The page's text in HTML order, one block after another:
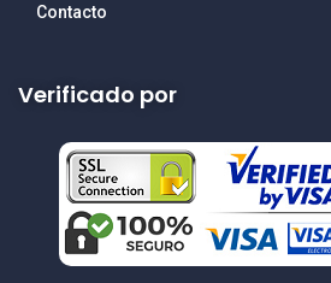
Contacto
Verificado por